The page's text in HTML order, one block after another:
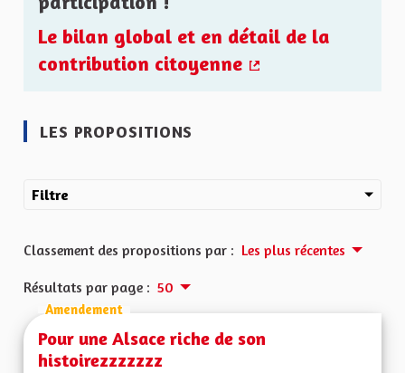
Le bilan global et en détail de la
contribution citoyenne
LES PROPOSITIONS
Filtre
Classement des propositions par : Les plus récentes
Résultats par page : 50
Amendement
Pour une Alsace riche de son
histoirezzzzzzz